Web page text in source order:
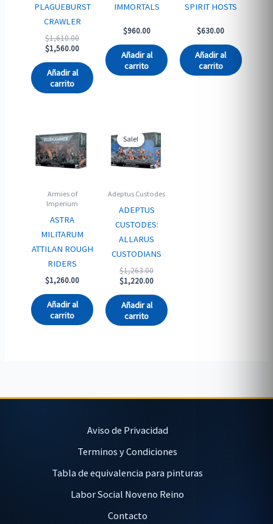
PLAGUEBURST
CRAWLER
$1,610.00Original
price
$1,610.00.
$1,560.00Current
$1,560.00.
Añadir al
carrito
IMMORTALS
$960.00
Añadir al
carrito
SPIRIT HOSTS
$630.00
Añadir al
carrito
Armies of
Imperium
ASTRA
MILITARUM
ATTILAN ROUGH
RIDERS
$1,260.00
Añadir al
carrito
Sale!
Sale!
Adeptus Custodes
ADEPTUS
CUSTODES:
ALLARUS
CUSTODIANS
$1,263.00Original
price
$1,263.00.
$1,220.00Current
$1,220.00.
Añadir al
carrito
Aviso de Privacidad
Terminos y Condiciones
Tabla de equivalencia para pinturas
Labor Social Noveno Reino
Contacto